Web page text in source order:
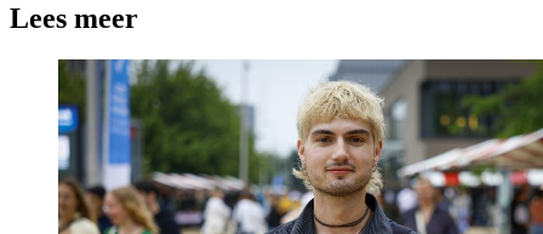
Lees meer